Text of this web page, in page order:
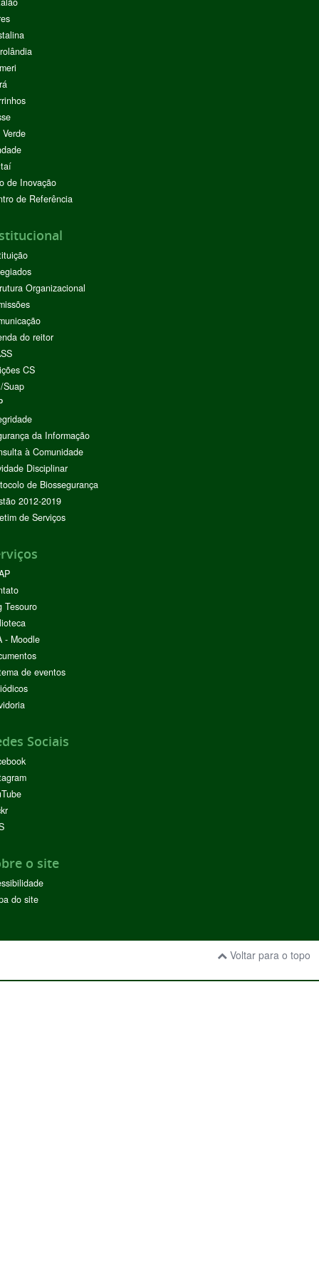
de Inovação
de Referência
Organizacional
do reitor
CS
Suap
da Informação
à Comunidade
Disciplinar
de Biossegurança
2012-2019
de Serviços
Tesouro
- Moodle
de eventos
Sociais
o site
do site
Voltar para o topo